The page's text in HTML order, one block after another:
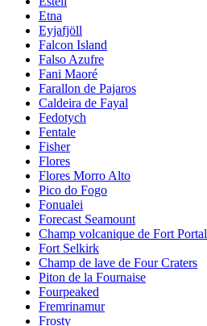
Etna
Eyjafjöll
Falcon Island
Falso Azufre
Fani Maoré
Farallon de Pajaros
Caldeira de Fayal
Fedotych
Fentale
Fisher
Flores
Flores Morro Alto
Pico do Fogo
Fonualei
Forecast Seamount
Champ volcanique de Fort Portal
Fort Selkirk
Champ de lave de Four Craters
Piton de la Fournaise
Fourpeaked
Fremrinamur
Frosty